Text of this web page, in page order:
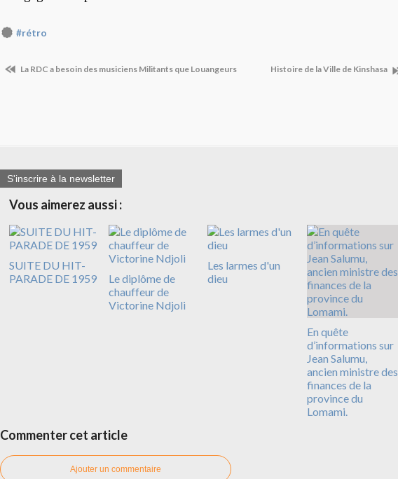
#rétro
La RDC a besoin des musiciens Militants que Louangeurs Histoire de la Ville de Kinshasa
S'inscrire à la newsletter
Vous aimerez aussi :
SUITE DU HIT-
PARADE DE 1959
Le diplôme de
chauffeur de
Victorine Ndjoli
Les larmes d'un
dieu
En quête
d’informations sur
Jean Salumu,
ancien ministre des
finances de la
province du
Lomami.
Commenter cet article
Ajouter un commentaire